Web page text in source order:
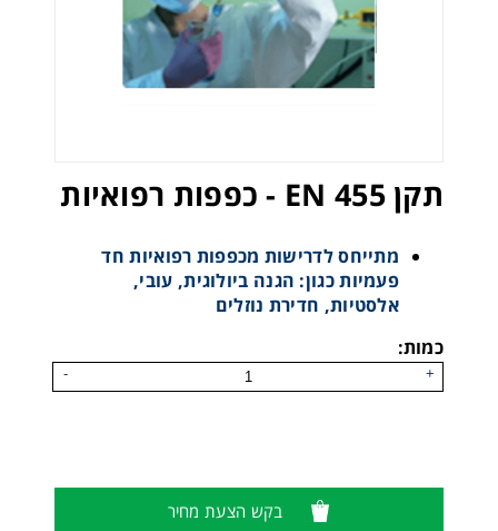
תקן EN 455 - כפפות רפואיות
מתייחס לדרישות מכפפות רפואיות חד
פעמיות כגון: הגנה ביולוגית, עובי,
אלסטיות, חדירת נוזלים
כמות:
+
-
בקש הצעת מחיר